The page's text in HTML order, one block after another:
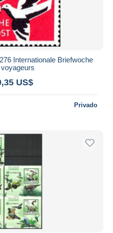
Internationale Briefwoche
US$
Privado